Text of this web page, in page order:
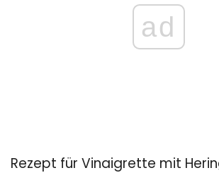
ad
Rezept für Vinaigrette mit